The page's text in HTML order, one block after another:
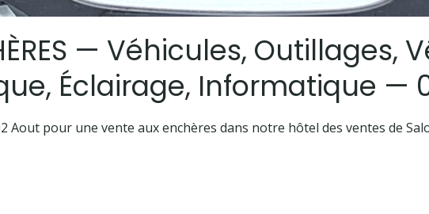
— Véhicules, Outillages,
Éclairage, Informatique —
Aout pour une vente aux enchères dans notre hôtel des ventes de